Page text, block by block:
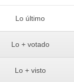
Lo último
Lo + votado
Lo + visto